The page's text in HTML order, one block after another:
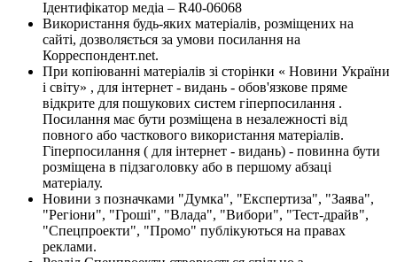
Ідентифікатор медіа – R40-06068
Використання будь-яких матеріалів, розміщених на
сайті, дозволяється за умови посилання на
Корреспондент.net.
При копіюванні матеріалів зі сторінки « Новини України
і світу» , для інтернет - видань - обов'язкове пряме
відкрите для пошукових систем гіперпосилання .
Посилання має бути розміщена в незалежності від
повного або часткового використання матеріалів.
Гіперпосилання ( для інтернет - видань) - повинна бути
розміщена в підзаголовку або в першому абзаці
матеріалу.
Новини з позначками "Думка", "Експертиза", "Заява",
"Регіони", "Гроші", "Влада", "Вибори", "Тест-драйв",
"Спецпроекти", "Промо" публікуються на правах
реклами.